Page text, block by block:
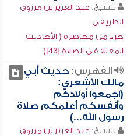
للشيخ: عبد العزيز بن مرزوق
الطريفي
جزء من محاضرة ( الأحاديث
المعلة في الصلاة [43])
الفهرس:حديث أبي
مالك الأشعري:
(اجمعوا أولادكم
وأنفسكم أعلمكم صلاة
رسول الله...)
للشيخ: عبد العزيز بن مرزوق